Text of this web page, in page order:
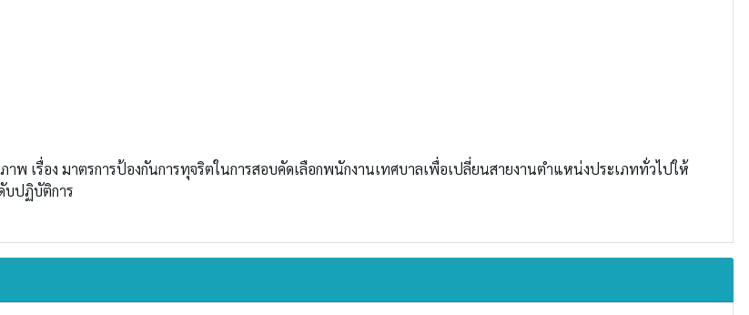
พ เรื่อง มาตรการป้องกันการทุจริตในการสอบคัดเลือกพนักงานเทศบาลเพื่อเปลี่ยนสายงานตำแหน่งประเภททั่วไปให้
บปฏิบัติการ